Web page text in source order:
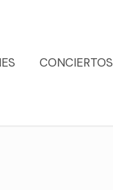
CONCIERTOS